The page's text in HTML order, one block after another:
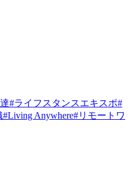
#ライフスタンスエキスポ#
#Living Anywhere#リモートワ